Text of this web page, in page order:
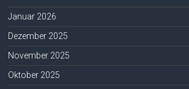
Januar 2026
Dezember 2025
November 2025
Oktober 2025